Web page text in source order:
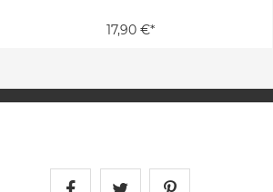
17,90 €*